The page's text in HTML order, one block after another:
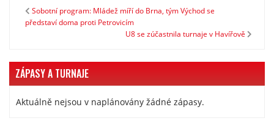
Sobotní program: Mládež míří do Brna, tým Východ se
představí doma proti Petrovicím
U8 se zúčastnila turnaje v Havířově
ZÁPASY A TURNAJE
Aktuálně nejsou v naplánovány žádné zápasy.